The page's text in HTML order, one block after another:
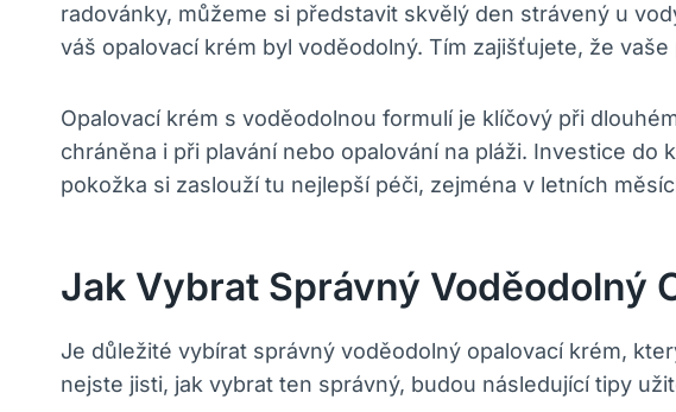
radovánky, můžeme si představit skvělý den strávený u
váš opalovací krém byl voděodolný. Tím zajišťujete, že
Opalovací krém s voděodolnou formulí je klíčový při
chráněna i při plavání nebo opalování na pláži. Investice
pokožka si zaslouží tu nejlepší péči, zejména v letních
Jak Vybrat Správný Voděodolný
Je důležité vybírat správný voděodolný opalovací krém,
nejste jisti, jak vybrat ten správný, budou následující tipy